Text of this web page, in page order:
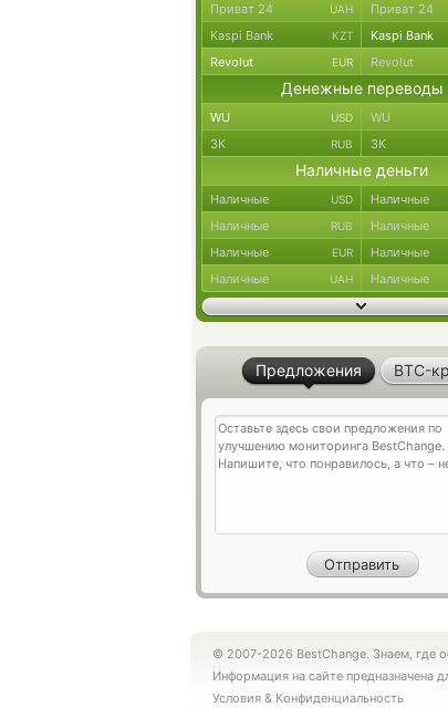
Приват 24 UAH Приват 24
Kaspi Bank KZT Kaspi Bank
Revolut EUR Revolut
Денежные переводы
WU USD WU
ЗК RUB ЗК
Наличные деньги
Наличные USD Наличные
Наличные RUB Наличные
Наличные EUR Наличные
Наличные UAH Наличные
Предложения BTC-
© 2007-2026 BestChange. Знаем, где
Информация на сайте предназначена
Условия & Конфиденциальность